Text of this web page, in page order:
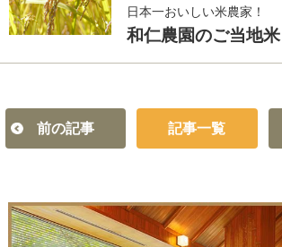
日本一おいしい米農家！
和仁農園のご当地米
前の記事 記事一覧